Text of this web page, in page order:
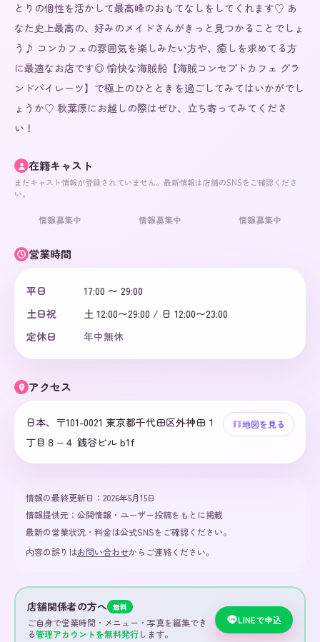
とりの個性を活かして最高峰のおもてなしをしてくれます♡ あ
なた史上最高の、好みのメイドさんがきっと見つかることでしょ
う♪ コンカフェの雰囲気を楽しみたい方や、癒しを求めてる方
に最適なお店です◎ 愉快な海賊船【海賊コンセプトカフェ グラ
ンドパイレーツ】で極上のひとときを過ごしてみてはいかがでし
ょうか♡ 秋葉原にお越しの際はぜひ、立ち寄ってみてくださ
い！
在籍キャスト
まだキャスト情報が登録されていません。最新情報は店舗のSNSをご確認くださ
い。
情報募集中 情報募集中 情報募集中
営業時間
平日
17:00 〜 29:00
土日祝
土 12:00〜29:00 / 日 12:00〜23:00
定休日
年中無休
アクセス
日本、〒101-0021 東京都千代田区外神田１
丁目８−４ 銭谷ビル b1f
地図を見る
情報の最終更新日： 2026年5月15日
情報提供元： 公開情報・ユーザー投稿をもとに掲載
最新の営業状況・料金は公式SNSをご確認ください。
内容の誤りはお問い合わせからご連絡ください。
店舗関係者の方へ 無料
ご自身で営業時間・メニュー・写真を編集でき
る管理アカウントを無料発行します。
LINEで申込